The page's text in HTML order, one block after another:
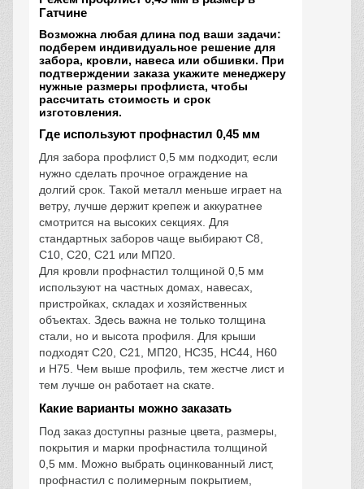
Гатчине
Возможна любая длина под ваши задачи:
подберем индивидуальное решение для
забора, кровли, навеса или обшивки. При
подтверждении заказа укажите менеджеру
нужные размеры профлиста, чтобы
рассчитать стоимость и срок
изготовления.
Где используют профнастил 0,45 мм
Для забора профлист 0,5 мм подходит, если
нужно сделать прочное ограждение на
долгий срок. Такой металл меньше играет на
ветру, лучше держит крепеж и аккуратнее
смотрится на высоких секциях. Для
стандартных заборов чаще выбирают С8,
С10, С20, С21 или МП20.
Для кровли профнастил толщиной 0,5 мм
используют на частных домах, навесах,
пристройках, складах и хозяйственных
объектах. Здесь важна не только толщина
стали, но и высота профиля. Для крыши
подходят С20, С21, МП20, НС35, НС44, Н60
и Н75. Чем выше профиль, тем жестче лист и
тем лучше он работает на скате.
Какие варианты можно заказать
Под заказ доступны разные цвета, размеры,
покрытия и марки профнастила толщиной
0,5 мм. Можно выбрать оцинкованный лист,
профнастил с полимерным покрытием,